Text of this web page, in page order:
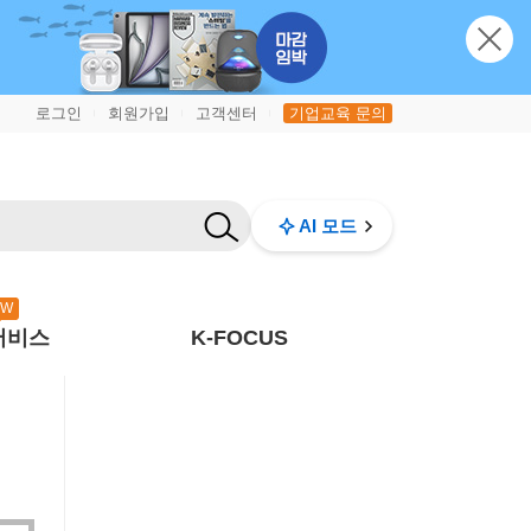
로그인 회원가입 고객센터 기업교육 문의
AI 모드
비스 K-FOCUS